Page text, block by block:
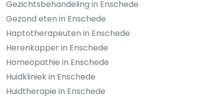
Gezichtsbehandeling in Enschede
Gezond eten in Enschede
Haptotherapeuten in Enschede
Herenkapper in Enschede
Homeopathie in Enschede
Huidkliniek in Enschede
Huidtherapie in Enschede